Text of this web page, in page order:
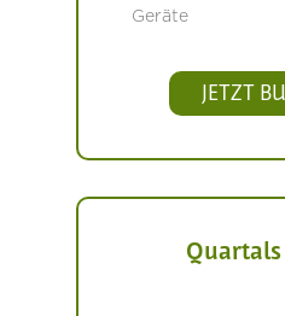
Geräte
JETZT
Quartals